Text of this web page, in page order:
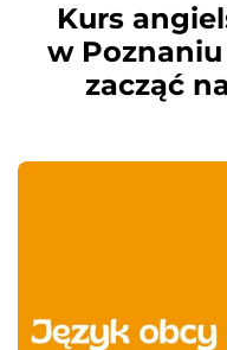
Kurs
w
zacząć